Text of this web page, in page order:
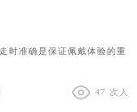
时准确是保证佩戴体验的重
47 次人